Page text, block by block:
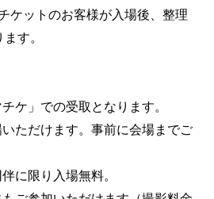
ケットのお客様が入場後、整理
す。
ケ」での受取となります。
ただけます。事前に会場までご
に限り入場無料。